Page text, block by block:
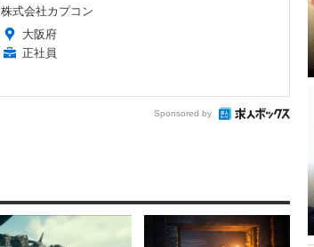
株式会社カプコン
大阪府
正社員
Sponsored by